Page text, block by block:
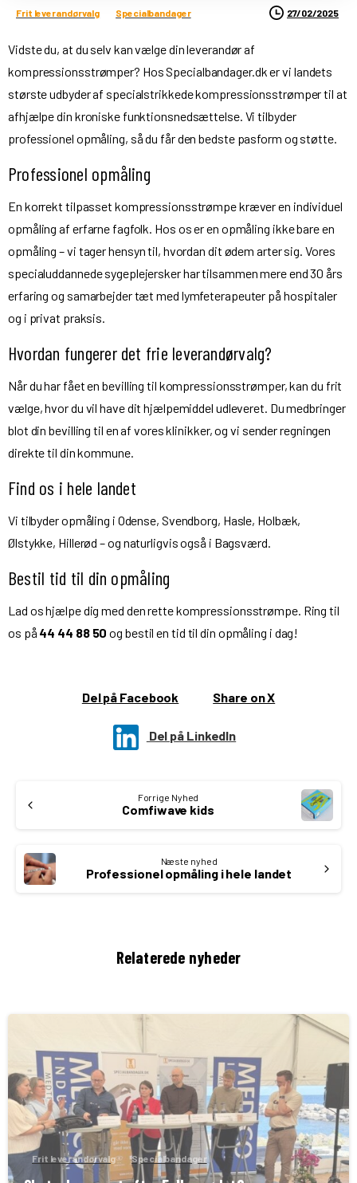
Frit leverandørvalg Specialbandager 27/02/2025
Vidste du, at du selv kan vælge din leverandør af
kompressionsstrømper? Hos Specialbandager.dk er vi landets
største udbyder af specialstrikkede kompressionsstrømper til at
afhjælpe din kroniske funktionsnedsættelse. Vi tilbyder
professionel opmåling, så du får den bedste pasform og støtte.
Professionel opmåling
En korrekt tilpasset kompressionsstrømpe kræver en individuel
opmåling af erfarne fagfolk. Hos os er en opmåling ikke bare en
opmåling – vi tager hensyn til, hvordan dit ødem arter sig. Vores
specialuddannede sygeplejersker har tilsammen mere end 30 års
erfaring og samarbejder tæt med lymfeterapeuter på hospitaler
og i privat praksis.
Hvordan fungerer det frie leverandørvalg?
Når du har fået en bevilling til kompressionsstrømper, kan du frit
vælge, hvor du vil have dit hjælpemiddel udleveret. Du medbringer
blot din bevilling til en af vores klinikker, og vi sender regningen
direkte til din kommune.
Find os i hele landet
Vi tilbyder opmåling i Odense, Svendborg, Hasle, Holbæk,
Ølstykke, Hillerød – og naturligvis også i Bagsværd.
Bestil tid til din opmåling
Lad os hjælpe dig med den rette kompressionsstrømpe. Ring til
os på 44 44 88 50 og bestil en tid til din opmåling i dag!
Del på Facebook Share on X
Del på LinkedIn
Reading
Forrige Nyhed
Comfiwave kids
Næste nyhed
Professionel opmåling i hele landet
Relaterede nyheder
Frit leverandørvalg Specialbandager